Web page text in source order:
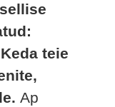
teie
Ap